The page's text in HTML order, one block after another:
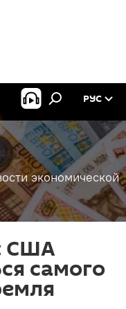
РУС
экономической
США
самого